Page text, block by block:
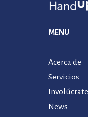
MENU
Acerca de
Servicios
Involúcrate
News